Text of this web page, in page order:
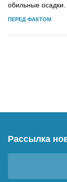
обильные
ПЕРЕД ФАКТОМ
Рассылка